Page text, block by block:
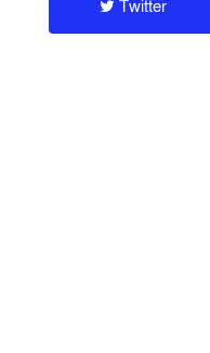
Twitter